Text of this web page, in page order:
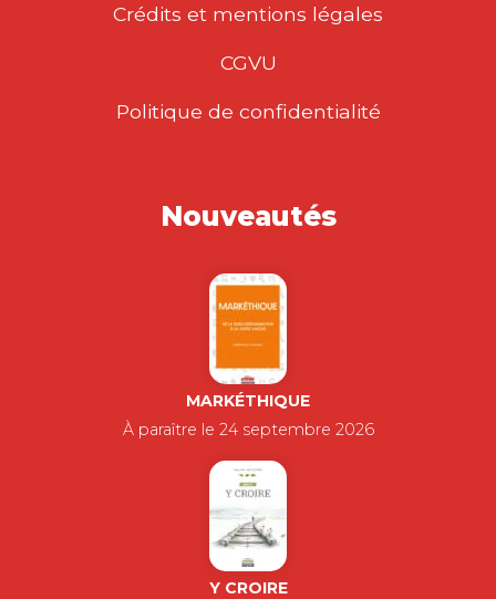
Crédits et mentions légales
CGVU
Politique de confidentialité
Nouveautés
MARKÉTHIQUE
À paraître le 24 septembre 2026
Y CROIRE